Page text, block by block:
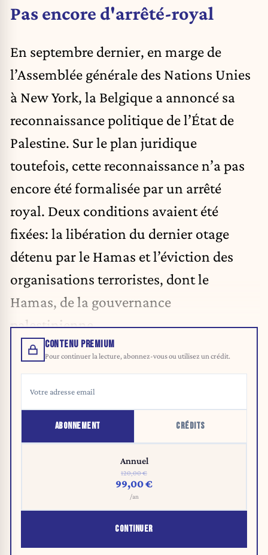
Pas encore d'arrêté-royal
En septembre dernier, en marge de
l’Assemblée générale des Nations Unies
à New York, la Belgique a annoncé sa
reconnaissance politique de l’État de
Palestine. Sur le plan juridique
toutefois, cette reconnaissance n’a pas
encore été formalisée par un arrêté
royal. Deux conditions avaient été
fixées: la libération du dernier otage
détenu par le Hamas et l’éviction des
organisations terroristes, dont le
Hamas, de la gouvernance
palestinienne.
CONTENU PREMIUM
Pour continuer la lecture, abonnez-vous ou utilisez un crédit.
ABONNEMENT CRÉDITS
Annuel
120,00 €
99,00 €
/an
CONTINUER